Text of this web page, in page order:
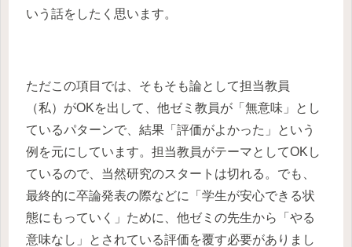
いう話をしたく思います。
ただこの項目では、そもそも論として担当教員
（私）がOKを出して、他ゼミ教員が「無意味」とし
ているパターンで、結果「評価がよかった」という
例を元にしています。担当教員がテーマとしてOKし
ているので、当然研究のスタートは切れる。でも、
最終的に卒論発表の際などに「学生が安心できる状
態にもっていく」ために、他ゼミの先生から「やる
意味なし」とされている評価を覆す必要がありまし